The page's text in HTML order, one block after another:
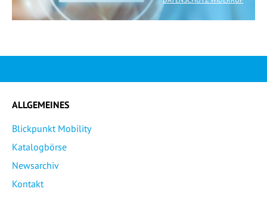
ALLGEMEINES
Blickpunkt Mobility
Katalogbörse
Newsarchiv
Kontakt